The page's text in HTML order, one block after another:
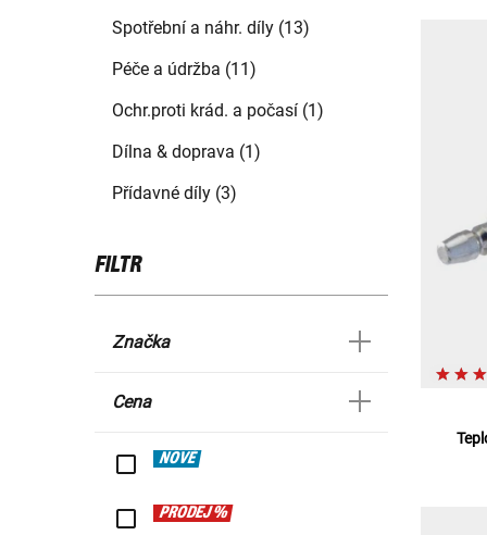
Spotřební a náhr. díly (13)
Péče a údržba (11)
Ochr.proti krád. a počasí (1)
Dílna & doprava (1)
Přídavné díly (3)
FILTR
Značka
Cena
NOVÉ
PRODEJ %